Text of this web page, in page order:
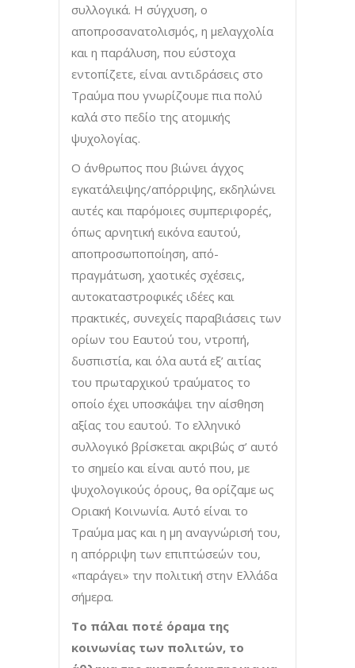
συλλογικά. Η σύγχυση, ο
αποπροσανατολισμός, η μελαγχολία
και η παράλυση, που εύστοχα
εντοπίζετε, είναι αντιδράσεις στο
Τραύμα που γνωρίζουμε πια πολύ
καλά στο πεδίο της ατομικής
ψυχολογίας.
Ο άνθρωπος που βιώνει άγχος
εγκατάλειψης/απόρριψης, εκδηλώνει
αυτές και παρόμοιες συμπεριφορές,
όπως αρνητική εικόνα εαυτού,
αποπροσωποποίηση, από-
πραγμάτωση, χαοτικές σχέσεις,
αυτοκαταστροφικές ιδέες και
πρακτικές, συνεχείς παραβιάσεις των
ορίων του Εαυτού του, ντροπή,
δυσπιστία, και όλα αυτά εξ’ αιτίας
του πρωταρχικού τραύματος το
οποίο έχει υποσκάψει την αίσθηση
αξίας του εαυτού. Το ελληνικό
συλλογικό βρίσκεται ακριβώς σ’ αυτό
το σημείο και είναι αυτό που, με
ψυχολογικούς όρους, θα ορίζαμε ως
Οριακή Κοινωνία. Αυτό είναι το
Τραύμα μας και η μη αναγνώρισή του,
η απόρριψη των επιπτώσεών του,
«παράγει» την πολιτική στην Ελλάδα
σήμερα.
Tο πάλαι ποτέ όραμα της
κοινωνίας των πολιτών, το